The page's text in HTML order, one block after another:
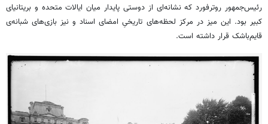
رئیس‌جمهور روترفورد که نشانه‌ای از دوستی پایدار میان ایالات متحده و بریتانیای
کبیر بود. این میز در مرکز لحظه‌های تاریخیِ امضای اسناد و نیز بازی‌های شبانه‌ی
قایم‌باشک قرار داشته است.